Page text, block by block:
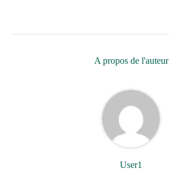
A propos de l'auteur
User1